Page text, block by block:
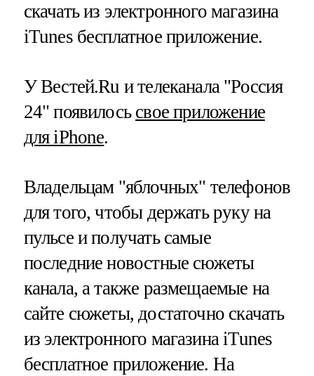
скачать из электронного магазина
iTunes бесплатное приложение.
У Вестей.Ru и телеканала "Россия
24" появилось свое приложение
для iPhone.
Владельцам "яблочных" телефонов
для того, чтобы держать руку на
пульсе и получать самые
последние новостные сюжеты
канала, а также размещаемые на
сайте сюжеты, достаточно скачать
из электронного магазина iTunes
бесплатное приложение. На